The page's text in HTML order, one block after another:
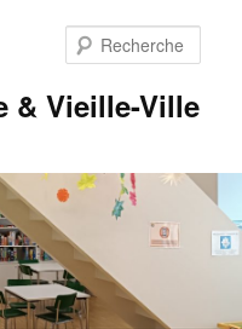
& Vieille-Ville